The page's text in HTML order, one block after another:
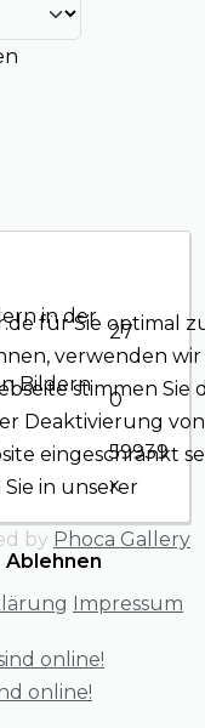
in der
27
Bildern
0
59939
x
by Phoca Gallery
online!
online!
für Sie optimal
verwenden wir
stimmen Sie
Deaktivierung von
eingeschränkt
in unserer
Ablehnen
Impressum